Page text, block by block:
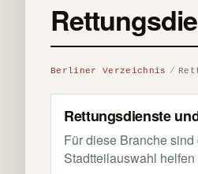
Berliner Verzeichnis
Rettungsdienste
Für diese Branche
Stadtteilauswahl